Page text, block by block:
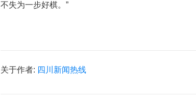
不失为一步好棋。”
关于作者: 四川新闻热线